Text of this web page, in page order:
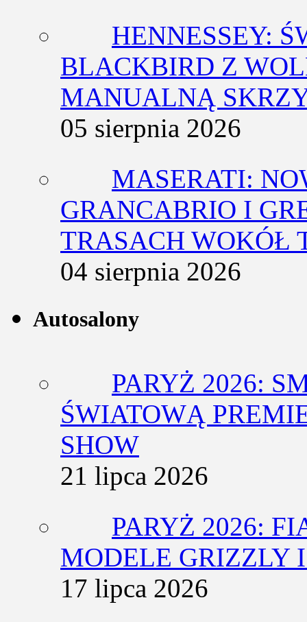
HENNESSEY:
BLACKBIRD Z
MANUALNĄ
05 sierpnia 2026
MASERATI:
GRANCABRIO I
TRASACH WOKÓŁ
04 sierpnia 2026
Autosalony
PARYŻ 2026:
ŚWIATOWĄ
SHOW
21 lipca 2026
PARYŻ 2026:
MODELE GRIZZLY
17 lipca 2026